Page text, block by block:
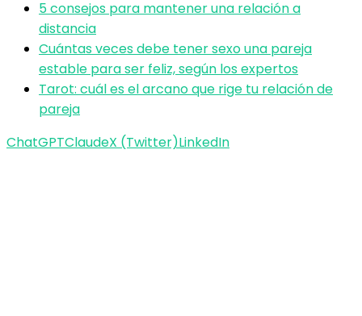
5 consejos para mantener una relación a
distancia
Cuántas veces debe tener sexo una pareja
estable para ser feliz, según los expertos
Tarot: cuál es el arcano que rige tu relación de
pareja
ChatGPTClaudeX (Twitter)LinkedIn